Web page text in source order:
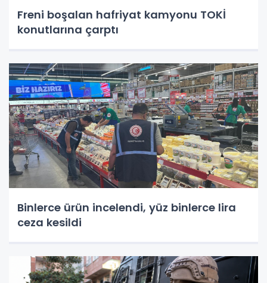
Freni boşalan hafriyat kamyonu TOKİ
konutlarına çarptı
Binlerce ürün incelendi, yüz binlerce lira
ceza kesildi